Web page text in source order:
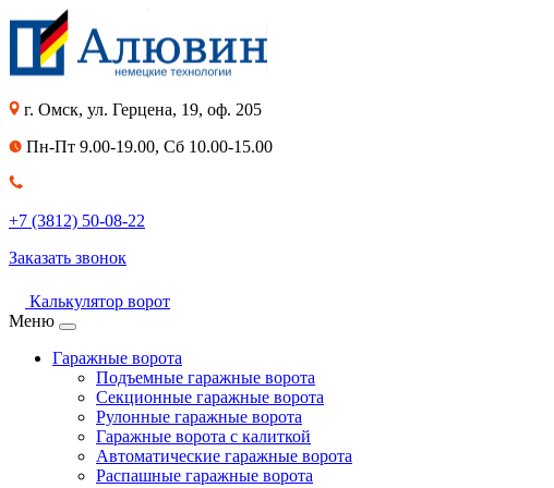
г. Омск, ул. Герцена, 19, оф. 205
Пн-Пт 9.00-19.00, Сб 10.00-15.00
+7 (3812) 50-08-22
Заказать звонок
Калькулятор ворот
Меню
Гаражные ворота
Подъемные гаражные ворота
Секционные гаражные ворота
Рулонные гаражные ворота
Гаражные ворота с калиткой
Автоматические гаражные ворота
Распашные гаражные ворота